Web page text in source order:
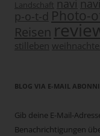
Landschaft navi
p-o-t-d Photo-
Reisen
stilleben
BLOG VIA E-MAIL
Gib deine E-Mail-
Benachrichtigungen